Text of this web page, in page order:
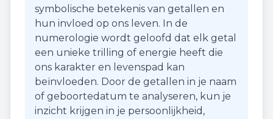
symbolische betekenis van getallen en
hun invloed op ons leven. In de
numerologie wordt geloofd dat elk getal
een unieke trilling of energie heeft die
ons karakter en levenspad kan
beïnvloeden. Door de getallen in je naam
of geboortedatum te analyseren, kun je
inzicht krijgen in je persoonlijkheid,